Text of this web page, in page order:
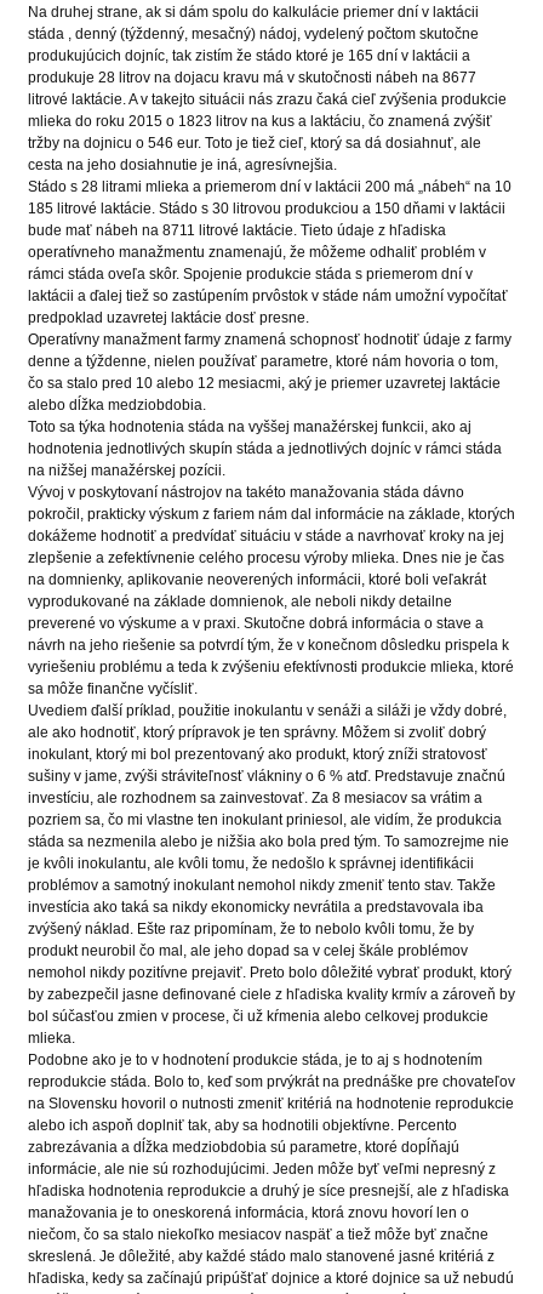
Na druhej strane, ak si dám spolu do kalkulácie priemer dní v laktácii
stáda , denný (týždenný, mesačný) nádoj, vydelený počtom skutočne
produkujúcich dojníc, tak zistím že stádo ktoré je 165 dní v laktácii a
produkuje 28 litrov na dojacu kravu má v skutočnosti nábeh na 8677
litrové laktácie. A v takejto situácii nás zrazu čaká cieľ zvýšenia produkcie
mlieka do roku 2015 o 1823 litrov na kus a laktáciu, čo znamená zvýšiť
tržby na dojnicu o 546 eur. Toto je tiež cieľ, ktorý sa dá dosiahnuť, ale
cesta na jeho dosiahnutie je iná, agresívnejšia.
Stádo s 28 litrami mlieka a priemerom dní v laktácii 200 má „nábeh“ na 10
185 litrové laktácie. Stádo s 30 litrovou produkciou a 150 dňami v laktácii
bude mať nábeh na 8711 litrové laktácie. Tieto údaje z hľadiska
operatívneho manažmentu znamenajú, že môžeme odhaliť problém v
rámci stáda oveľa skôr. Spojenie produkcie stáda s priemerom dní v
laktácii a ďalej tiež so zastúpením prvôstok v stáde nám umožní vypočítať
predpoklad uzavretej laktácie dosť presne.
Operatívny manažment farmy znamená schopnosť hodnotiť údaje z farmy
denne a týždenne, nielen používať parametre, ktoré nám hovoria o tom,
čo sa stalo pred 10 alebo 12 mesiacmi, aký je priemer uzavretej laktácie
alebo dĺžka medziobdobia.
Toto sa týka hodnotenia stáda na vyššej manažérskej funkcii, ako aj
hodnotenia jednotlivých skupín stáda a jednotlivých dojníc v rámci stáda
na nižšej manažérskej pozícii.
Vývoj v poskytovaní nástrojov na takéto manažovania stáda dávno
pokročil, prakticky výskum z fariem nám dal informácie na základe, ktorých
dokážeme hodnotiť a predvídať situáciu v stáde a navrhovať kroky na jej
zlepšenie a zefektívnenie celého procesu výroby mlieka. Dnes nie je čas
na domnienky, aplikovanie neoverených informácii, ktoré boli veľakrát
vyprodukované na základe domnienok, ale neboli nikdy detailne
preverené vo výskume a v praxi. Skutočne dobrá informácia o stave a
návrh na jeho riešenie sa potvrdí tým, že v konečnom dôsledku prispela k
vyriešeniu problému a teda k zvýšeniu efektívnosti produkcie mlieka, ktoré
sa môže finančne vyčísliť.
Uvediem ďalší príklad, použitie inokulantu v senáži a siláži je vždy dobré,
ale ako hodnotiť, ktorý prípravok je ten správny. Môžem si zvoliť dobrý
inokulant, ktorý mi bol prezentovaný ako produkt, ktorý zníži stratovosť
sušiny v jame, zvýši stráviteľnosť vlákniny o 6 % atď. Predstavuje značnú
investíciu, ale rozhodnem sa zainvestovať. Za 8 mesiacov sa vrátim a
pozriem sa, čo mi vlastne ten inokulant priniesol, ale vidím, že produkcia
stáda sa nezmenila alebo je nižšia ako bola pred tým. To samozrejme nie
je kvôli inokulantu, ale kvôli tomu, že nedošlo k správnej identifikácii
problémov a samotný inokulant nemohol nikdy zmeniť tento stav. Takže
investícia ako taká sa nikdy ekonomicky nevrátila a predstavovala iba
zvýšený náklad. Ešte raz pripomínam, že to nebolo kvôli tomu, že by
produkt neurobil čo mal, ale jeho dopad sa v celej škále problémov
nemohol nikdy pozitívne prejaviť. Preto bolo dôležité vybrať produkt, ktorý
by zabezpečil jasne definované ciele z hľadiska kvality krmív a zároveň by
bol súčasťou zmien v procese, či už kŕmenia alebo celkovej produkcie
mlieka.
Podobne ako je to v hodnotení produkcie stáda, je to aj s hodnotením
reprodukcie stáda. Bolo to, keď som prvýkrát na prednáške pre chovateľov
na Slovensku hovoril o nutnosti zmeniť kritériá na hodnotenie reprodukcie
alebo ich aspoň doplniť tak, aby sa hodnotili objektívne. Percento
zabrezávania a dĺžka medziobdobia sú parametre, ktoré dopĺňajú
informácie, ale nie sú rozhodujúcimi. Jeden môže byť veľmi nepresný z
hľadiska hodnotenia reprodukcie a druhý je síce presnejší, ale z hľadiska
manažovania je to oneskorená informácia, ktorá znovu hovorí len o
niečom, čo sa stalo niekoľko mesiacov naspäť a tiež môže byť značne
skreslená. Je dôležité, aby každé stádo malo stanovené jasné kritériá z
hľadiska, kedy sa začínajú pripúšťať dojnice a ktoré dojnice sa už nebudú